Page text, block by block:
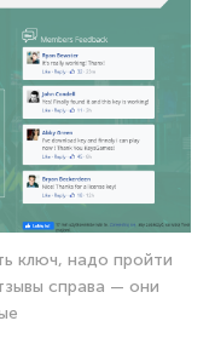
ключ, надо пройти
справа — они